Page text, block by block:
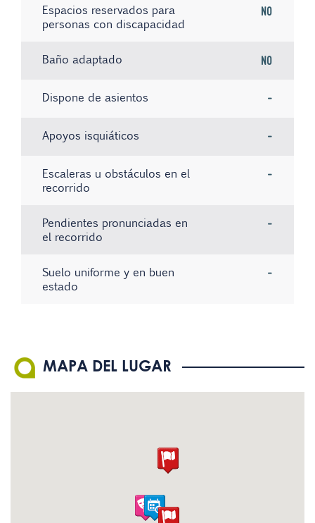
Espacios reservados para
personas con discapacidad
No
Baño adaptado No
Dispone de asientos -
Apoyos isquiáticos -
Escaleras u obstáculos en el
recorrido
-
Pendientes pronunciadas en
el recorrido
-
Suelo uniforme y en buen
estado
-
MAPA DEL LUGAR